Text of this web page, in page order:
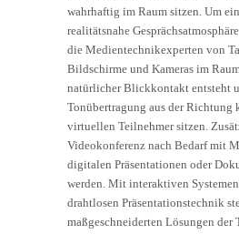
wahrhaftig im Raum sitzen. Um
realitätsnahe
die Medientechnikexperten von
Bildschirme und Kameras im
natürlicher Blickkontakt entsteht
Tonübertragung aus der Richtung
virtuellen Teilnehmer sitzen.
Videokonferenz nach Bedarf mit
digitalen Präsentationen oder
werden. Mit interaktiven
drahtlosen Präsentationstechnik
maßgeschneiderten Lösungen der